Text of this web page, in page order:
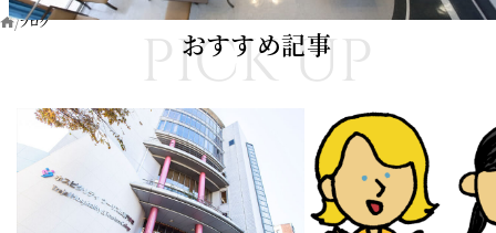
ブログ
PICK UP
おすすめ記事